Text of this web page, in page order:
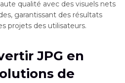
qualité avec des visuels nets
garantissant des résultats
projets des utilisateurs.
JPG en
de